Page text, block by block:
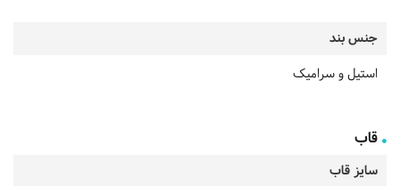
جنس بند
استیل و سرامیک
قاب
سایز قاب